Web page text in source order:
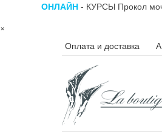
ОНЛАЙН - КУРСЫ Прокол
×
Оплата и доставка